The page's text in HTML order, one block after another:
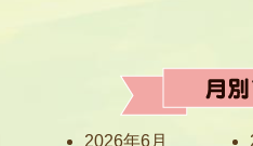
2026年6月